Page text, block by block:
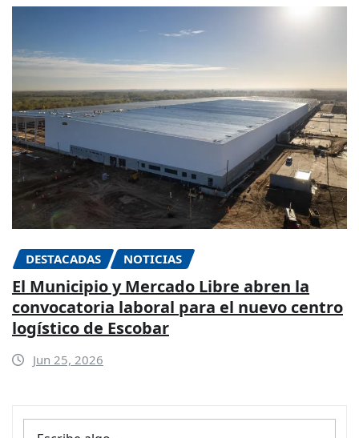
DESTACADAS NOTICIAS
El Municipio y Mercado Libre abren la
convocatoria laboral para el nuevo centro
logístico de Escobar
Jun 25, 2026
BUSCAR